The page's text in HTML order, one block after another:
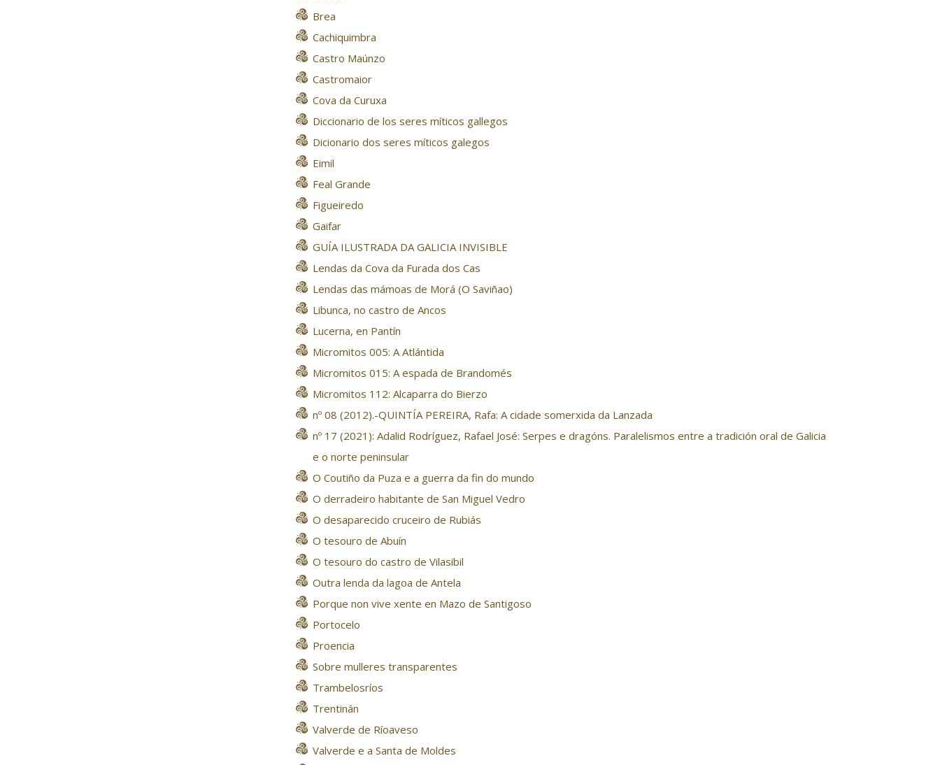
Brea
Cachiquimbra
Castro Maúnzo
Castromaior
Cova da Curuxa
Diccionario de los seres míticos gallegos
Dicionario dos seres míticos galegos
Eimil
Feal Grande
Figueiredo
Gaifar
GUÍA ILUSTRADA DA GALICIA INVISIBLE
Lendas da Cova da Furada dos Cas
Lendas das mámoas de Morá (O Saviñao)
Libunca, no castro de Ancos
Lucerna, en Pantín
Micromitos 005: A Atlántida
Micromitos 015: A espada de Brandomés
Micromitos 112: Alcaparra do Bierzo
nº 08 (2012).-QUINTÍA PEREIRA, Rafa: A cidade somerxida da Lanzada
nº 17 (2021): Adalid Rodríguez, Rafael José: Serpes e dragóns. Paralelismos entre a tradición oral de Galicia
e o norte peninsular
O Coutiño da Puza e a guerra da fin do mundo
O derradeiro habitante de San Miguel Vedro
O desaparecido cruceiro de Rubiás
O tesouro de Abuín
O tesouro do castro de Vilasibil
Outra lenda da lagoa de Antela
Porque non vive xente en Mazo de Santigoso
Portocelo
Proencia
Sobre mulleres transparentes
Trambelosríos
Trentinán
Valverde de Ríoaveso
Valverde e a Santa de Moldes